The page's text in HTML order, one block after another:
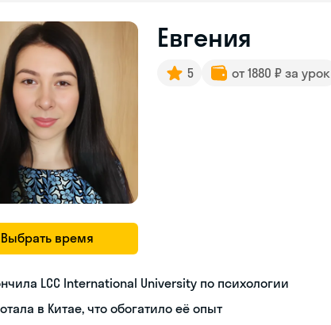
Выбрать время
Евгения
5 от 1880 ₽ за урок
LCC International University по психологии
в Китае, что обогатило её опыт